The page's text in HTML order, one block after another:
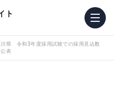
ト
県 令和3年度採用試験での採用見込数
公表